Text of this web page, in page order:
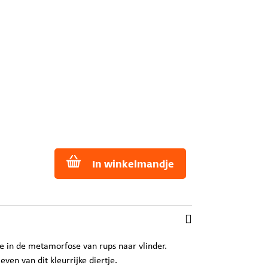
In winkelmandje
in de metamorfose van rups naar vlinder.
van dit kleurrijke diertje.